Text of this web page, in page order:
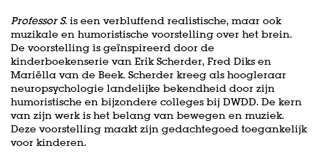
Professor S. is een verbluffend realistische, maar ook
muzikale en humoristische voorstelling over het brein.
De voorstelling is geïnspireerd door de
kinderboekenserie van Erik Scherder, Fred Diks en
Mariëlla van de Beek. Scherder kreeg als hoogleraar
neuropsychologie landelijke bekendheid door zijn
humoristische en bijzondere colleges bij DWDD. De kern
van zijn werk is het belang van bewegen en muziek.
Deze voorstelling maakt zijn gedachtegoed toegankelijk
voor kinderen.